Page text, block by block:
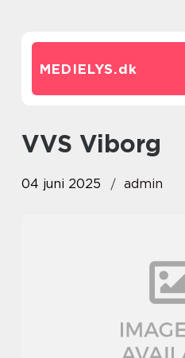
MEDIELYS.dk
VVS Viborg
04 juni 2025 admin